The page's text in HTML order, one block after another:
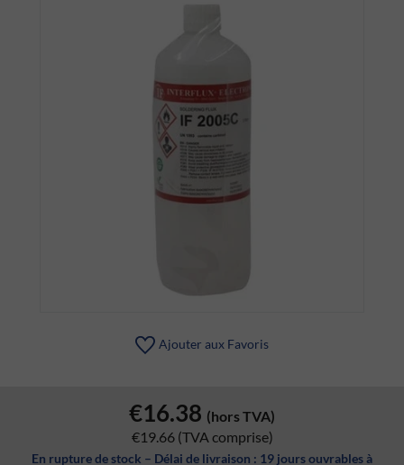
Ajouter aux Favoris
€16.38 (hors TVA)
€19.66 (TVA comprise)
En rupture de stock – Délai de livraison : 19 jours ouvrables à